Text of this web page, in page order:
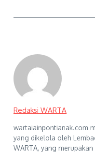
Redaksi WARTA
wartaiainpontianak.com
yang dikelola oleh
WARTA, yang